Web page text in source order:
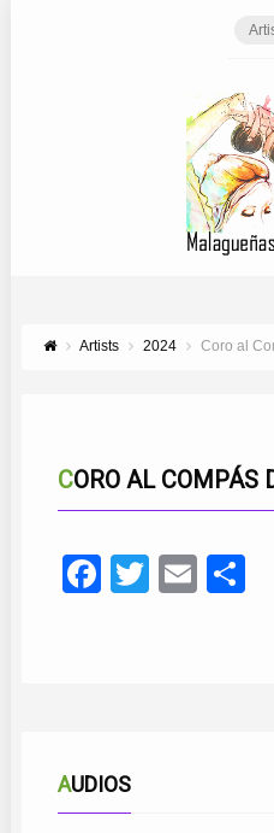
Artists 2024 Coro al
CORO AL
Facebook
TwitterEmail
AUDIOS